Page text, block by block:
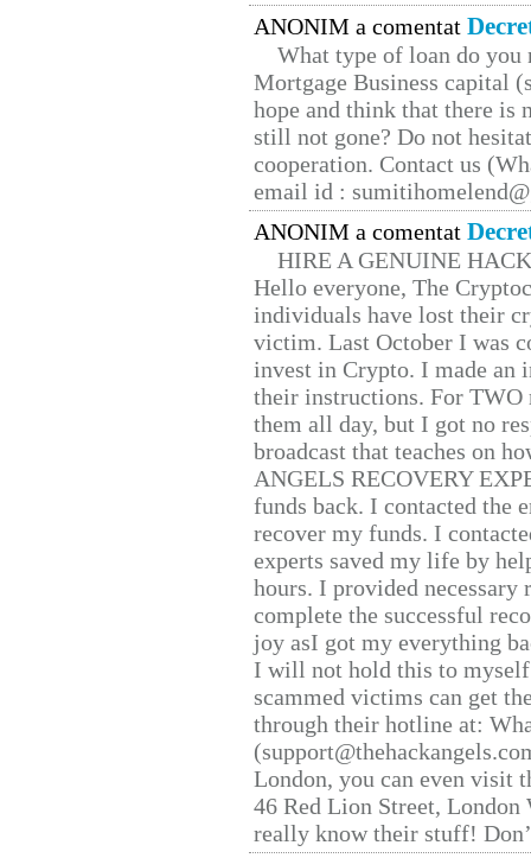
ANONIM a comentat
What type of loan do you
Mortgage Business capital
hope and think that there is
still not gone? Do not
cooperation. Contact us
email id :
ANONIM a comentat
HIRE A GENUINE
Hello everyone, The
individuals have lost their
victim. Last October I was
invest in Crypto. I made
their instructions. For TWO
them all day, but I got no
broadcast that teaches on
ANGELS RECOVERY
funds back. I contacted the
recover my funds. I
experts saved my life by
hours. I provided
complete the successful
joy asI got my everything
I will not hold this to
scammed victims can get
through their hotline at:
London, you can even visit
46 Red Lion Street, London
really know their stuff!